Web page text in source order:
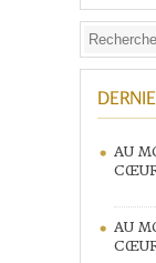
AU
AU